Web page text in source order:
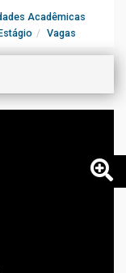
Acadêmicas
Vagas